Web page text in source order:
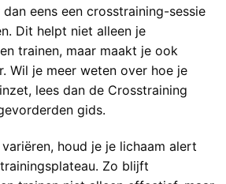
eens een crosstraining-sessie
Dit helpt niet alleen je
trainen, maar maakt je ook
Wil je meer weten over hoe je
lees dan de Crosstraining
gids.
houd je je lichaam alert
Zo blijft